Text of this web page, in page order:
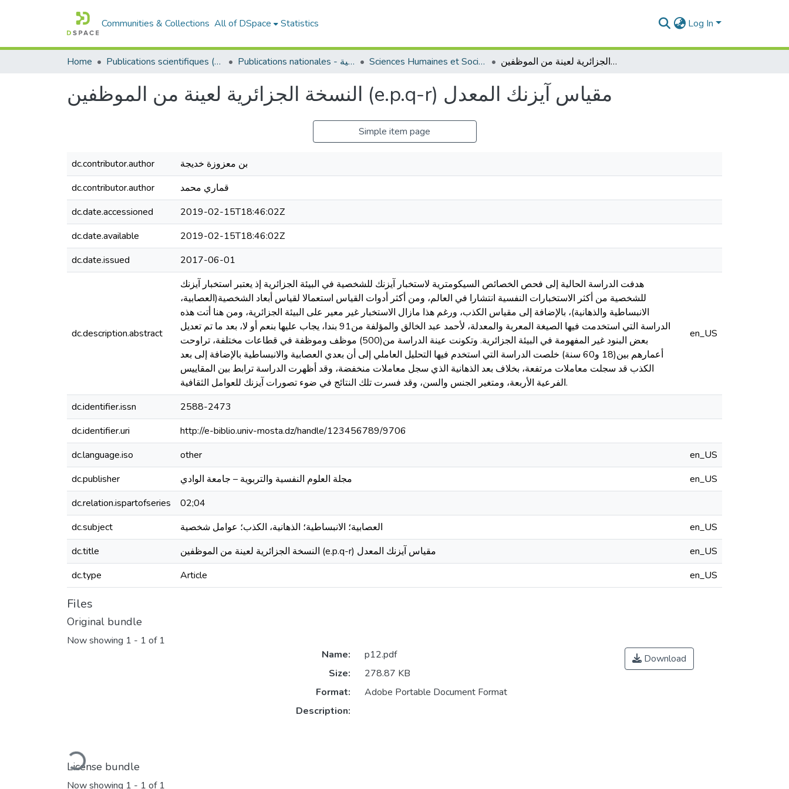
Communities & Collections All of DSpace Statistics Log In
Home Publications scientifiques (Laboratoires) Publications nationales - منشورات وطنية Sciences Humaines et Sociales - العلوم الإنسانية والاجتماعية النسخة الجزائرية لعينة من الموظفين (e.p.q-r) مقياس آيزنك المعدل
النسخة الجزائرية لعينة من الموظفين (e.p.q-r) مقياس آيزنك المعدل
Simple item page
dc.contributor.author
بن معزوزة خديجة
dc.contributor.author
قماري محمد
dc.date.accessioned
2019-02-15T18:46:02Z
dc.date.available
2019-02-15T18:46:02Z
dc.date.issued
2017-06-01
dc.description.abstract
هدفت الدراسة الحالية إلى فحص الخصائص السيكومترية لاستخبار آيزنك للشخصية في البيئة الجزائرية إذ يعتبر استخبار آيزنك
للشخصية من أكثر الاستخبارات النفسية انتشارا في العالم، ومن أكثر أدوات القياس استعمالا لقياس أبعاد الشخصية(العصابية،
الانبساطية والذهانية)، بالإضافة إلى مقياس الكذب، ورغم هذا مازال الاستخبار غير معير على البيئة الجزائرية، ومن هنا أتت هذه
الدراسة التي استخدمت فيها الصيغة المعربة والمعدلة، لأحمد عبد الخالق والمؤلفة من91 بندا، يجاب عليها بنعم أو لا، بعد ما تم تعديل
بعض البنود غير المفهومة في البيئة الجزائرية. وتكونت عينة الدراسة من(500) موظف وموظفة في قطاعات مختلفة، تراوحت
أعمارهم بين(18 و60 سنة) خلصت الدراسة التي استخدم فيها التحليل العاملي إلى أن بعدي العصابية والانبساطية بالإضافة إلى بعد
الكذب قد سجلت معاملات مرتفعة، بخلاف بعد الذهانية الذي سجل معاملات منخفضة، وقد أظهرت الدراسة ترابط بين المقاييس
الفرعية الأربعة، ومتغير الجنس والسن، وقد فسرت تلك النتائج في ضوء تصورات آيزنك للعوامل الثقافية.
en_US
dc.identifier.issn
2588-2473
dc.identifier.uri
http://e-biblio.univ-mosta.dz/handle/123456789/9706
dc.language.iso
other
en_US
dc.publisher
مجلة العلوم النفسية والتربوية – جامعة الوادي
en_US
dc.relation.ispartofseries
02;04
dc.subject
العصابية؛ الانبساطية؛ الذهانية، الكذب؛ عوامل شخصية
en_US
dc.title
النسخة الجزائرية لعينة من الموظفين (e.p.q-r) مقياس آيزنك المعدل
en_US
dc.type
Article en_US
Files
Original bundle
Now showing 1 - 1 of 1
Loading...
Name:
p12.pdf
Size:
278.87 KB
Format:
Adobe Portable Document Format
Description:
Download
License bundle
Now showing 1 - 1 of 1